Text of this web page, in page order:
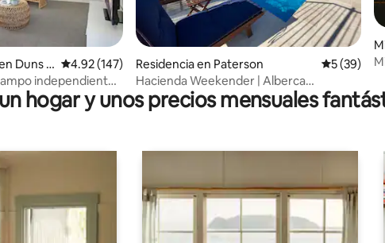
evaluaciones
Duns C Calificación promedio: 4.92 de 5; 147 evaluaciones
4.92 (147)
independiente
Residencia en Paterson
5 (39)
Hacienda Weekender | Alberca
climatizada y jacuzzi
hogar y unos precios mensuales